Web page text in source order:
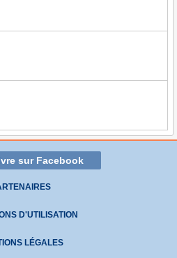
sur Facebook
D'UTILISATION
LÉGALES